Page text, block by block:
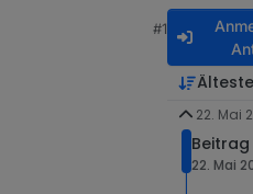
#1
22. Mai
Beitrag
22. Mai